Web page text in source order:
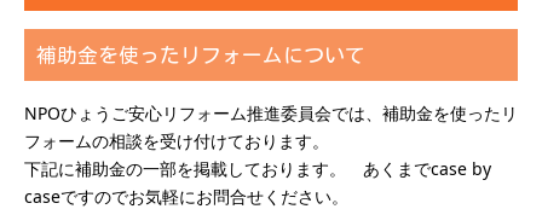
補助金を使ったリフォームについて
NPOひょうご安心リフォーム推進委員会では、補助金を使ったリ
フォームの相談を受け付けております。
下記に補助金の一部を掲載しております。 あくまでcase by
caseですのでお気軽にお問合せください。